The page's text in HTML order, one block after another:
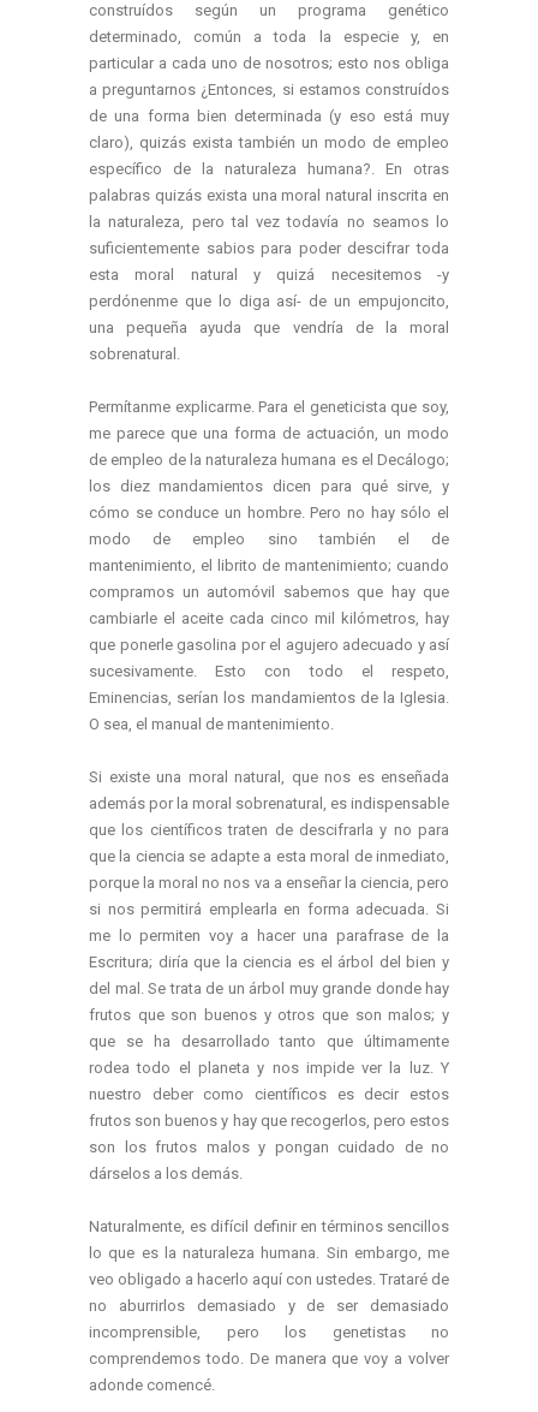
construídos según un programa genético
determinado, común a toda la especie y, en
particular a cada uno de nosotros; esto nos obliga
a preguntarnos ¿Entonces, si estamos construídos
de una forma bien determinada (y eso está muy
claro), quizás exista también un modo de empleo
específico de la naturaleza humana?. En otras
palabras quizás exista una moral natural inscrita en
la naturaleza, pero tal vez todavía no seamos lo
suficientemente sabios para poder descifrar toda
esta moral natural y quizá necesitemos -y
perdónenme que lo diga así- de un empujoncito,
una pequeña ayuda que vendría de la moral
sobrenatural.
Permítanme explicarme. Para el geneticista que soy,
me parece que una forma de actuación, un modo
de empleo de la naturaleza humana es el Decálogo;
los diez mandamientos dicen para qué sirve, y
cómo se conduce un hombre. Pero no hay sólo el
modo de empleo sino también el de
mantenimiento, el librito de mantenimiento; cuando
compramos un automóvil sabemos que hay que
cambiarle el aceite cada cinco mil kilómetros, hay
que ponerle gasolina por el agujero adecuado y así
sucesivamente. Esto con todo el respeto,
Eminencias, serían los mandamientos de la Iglesia.
O sea, el manual de mantenimiento.
Si existe una moral natural, que nos es enseñada
además por la moral sobrenatural, es indispensable
que los científicos traten de descifrarla y no para
que la ciencia se adapte a esta moral de inmediato,
porque la moral no nos va a enseñar la ciencia, pero
si nos permitirá emplearla en forma adecuada. Si
me lo permiten voy a hacer una parafrase de la
Escritura; diría que la ciencia es el árbol del bien y
del mal. Se trata de un árbol muy grande donde hay
frutos que son buenos y otros que son malos; y
que se ha desarrollado tanto que últimamente
rodea todo el planeta y nos impide ver la luz. Y
nuestro deber como científicos es decir estos
frutos son buenos y hay que recogerlos, pero estos
son los frutos malos y pongan cuidado de no
dárselos a los demás.
Naturalmente, es difícil definir en términos sencillos
lo que es la naturaleza humana. Sin embargo, me
veo obligado a hacerlo aquí con ustedes. Trataré de
no aburrirlos demasiado y de ser demasiado
incomprensible, pero los genetistas no
comprendemos todo. De manera que voy a volver
adonde comencé.